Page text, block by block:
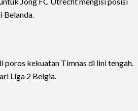
Belanda.
poros kekuatan Timnas di lini tengah.
Liga 2 Belgia.